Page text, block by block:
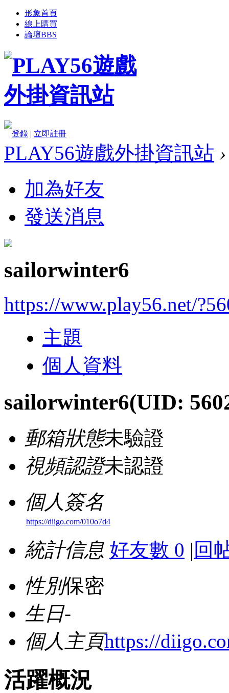
形象首頁
線上購買
論壇BBS
登錄 | 立即註冊
PLAY56遊戲外掛資訊站 ›
加為好友
發送消息
sailorwinter6
https://www.play56.net/
主題
個人資料
sailorwinter6(UID:
郵箱狀態未驗證
視頻認證未認證
個人簽名
https://diigo.com/010o7d4
統計信息 好友數 0 | 回
性別保密
生日-
個人主頁https://
活躍概況